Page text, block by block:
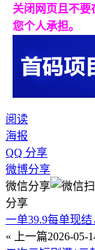
关闭网页且不要
您个人承担。
阅读
海报
QQ 分享
微博分享
微信分享
分享
一单39.9每单现
« 上一篇2026-05-